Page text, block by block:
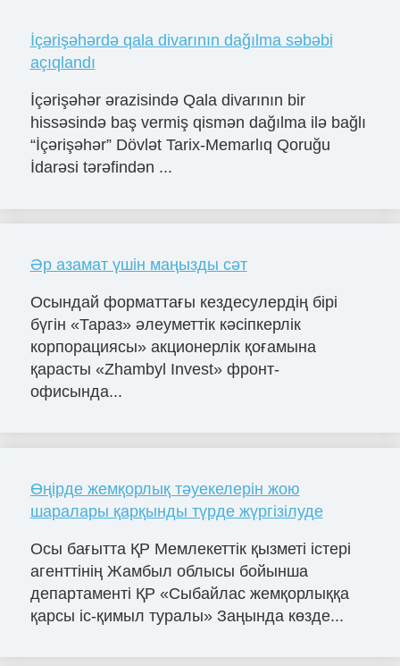
İçərişəhərdə qala divarının dağılma səbəbi
açıqlandı
İçərişəhər ərazisində Qala divarının bir
hissəsində baş vermiş qismən dağılma ilə bağlı
“İçərişəhər” Dövlət Tarix-Memarlıq Qoruğu
İdarəsi tərəfindən ...
Әр азамат үшін маңызды сәт
Осындай форматтағы кездесулердің бірі
бүгін «Тараз» әлеуметтік кәсіпкерлік
корпорациясы» акционерлік қоғамына
қарасты «Zhambyl Invest» фронт-
офисында...
Өңірде жемқорлық тәуекелерін жою
шаралары қарқынды түрде жүргізілуде
Осы бағытта ҚР Мемлекеттік қызметі істері
агенттінің Жамбыл облысы бойынша
департаменті ҚР «Сыбайлас жемқорлыққа
қарсы іс-қимыл туралы» Заңында көзде...